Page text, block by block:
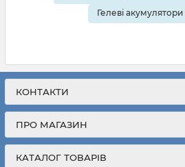
Гелеві акумулятори
КОНТАКТИ
ПРО МАГАЗИН
КАТАЛОГ ТОВАРІВ